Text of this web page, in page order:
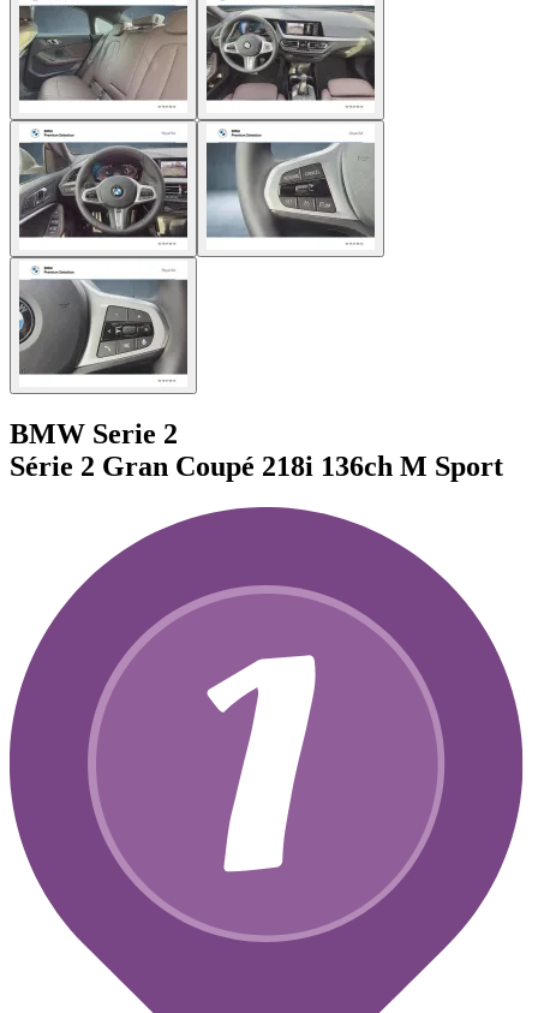
BMW Serie 2
Série 2 Gran Coupé 218i 136ch M Sport